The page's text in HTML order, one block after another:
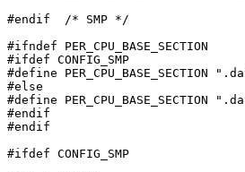
#endif	/* SMP */
#ifndef PER_CPU_BASE_SECTION
#ifdef CONFIG_SMP
#define PER_CPU_BASE_SECTION
#else
#define PER_CPU_BASE_SECTION
#endif
#endif
#ifdef CONFIG_SMP